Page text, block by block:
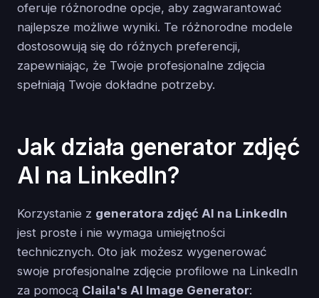
oferuje różnorodne opcje, aby zagwarantować
najlepsze możliwe wyniki. Te różnorodne modele
dostosowują się do różnych preferencji,
zapewniając, że Twoje profesjonalne zdjęcia
spełniają Twoje dokładne potrzeby.
Jak działa generator zdjęć
AI na LinkedIn?
Korzystanie z generatora zdjęć AI na LinkedIn
jest proste i nie wymaga umiejętności
technicznych. Oto jak możesz wygenerować
swoje profesjonalne zdjęcie profilowe na LinkedIn
za pomocą Claila's AI Image Generator: